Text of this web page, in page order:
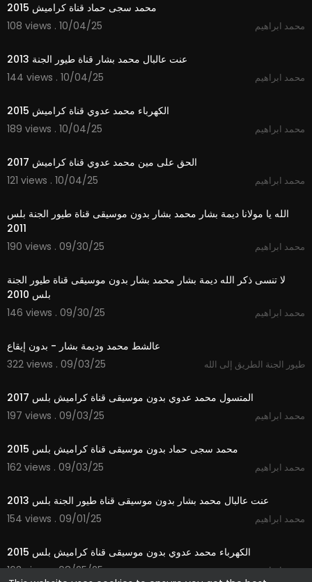
محمد سجى حماد قناة كراميش 2015
108 views . 10/04/25
محمد ابراهيم
عنت عالبال محمد بشار قناة طيور الجنة 2013
144 views . 10/04/25
محمد ابراهيم
الكهرباء محمد عدوي قناة كراميش 2015
189 views . 10/04/25
محمد ابراهيم
الحق على مين محمد عدوي قناة كراميش 2017
121 views . 10/04/25
محمد ابراهيم
الله يا مولانا ديمة بشار محمد بشار بدون موسيقى قناة طيور الجنة بلس
2011
190 views . 09/30/25
محمد ابراهيم
لا تنسى ذكر الله ديمة بشار محمد بشار بدون موسيقى قناة طيور الجنة
بلس 2010
146 views . 09/30/25
محمد ابراهيم
عالشط محمد وديمة بشار - بدون إيقاع
322 views . 09/03/25
طيور الجنة الطريق إلى الله
المتسول محمد عدوي بدون موسيقى قناة كراميش بلس 2017
197 views . 09/03/25
محمد ابراهيم
محمد سجى حماد بدون موسيقى قناة كراميش بلس 2015
162 views . 09/03/25
محمد ابراهيم
عنت عالبال محمد بشار بدون موسيقى قناة طيور الجنة بلس 2013
154 views . 09/01/25
محمد ابراهيم
الكهرباء محمد عدوي بدون موسيقى قناة كراميش بلس 2015
163 views . 08/25/25
محمد ابراهيم